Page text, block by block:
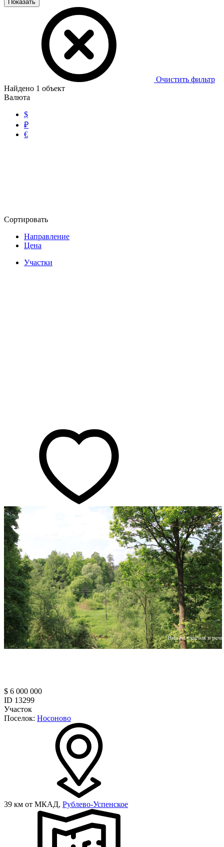
Показать
Очистить фильтр
Найдено 1 объект
Валюта
$
₽
€
Сортировать
Направление
Цена
Участки
$ 6 000 000
ID 13299
Участок
Поселок: Носоново
39 км от МКАД, Рублево-Успенское